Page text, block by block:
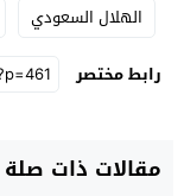
الهلال السعودي
رابط مختصر
مقالات ذات صلة